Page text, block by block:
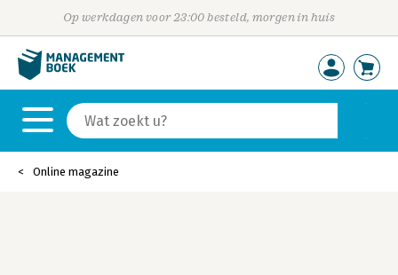
Op werkdagen voor 23:00 besteld, morgen in huis
Online magazine